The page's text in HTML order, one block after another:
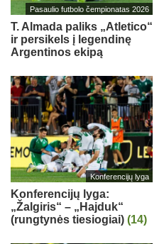
Pasaulio futbolo čempionatas 2026
T. Almada paliks „Atletico“
ir persikels į legendinę
Argentinos ekipą
Konferencijų lyga
Konferencijų lyga:
„Žalgiris“ – „Hajduk“
(rungtynės tiesiogiai) (14)